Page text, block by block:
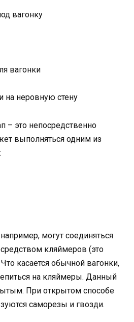
вагонку
вагонки
на неровную стену
– это непосредственно
выполняться одним из
могут соединяться
кляймеров (это
касается обычной вагонки,
на кляймеры. Данный
При открытом способе
саморезы и гвозди.